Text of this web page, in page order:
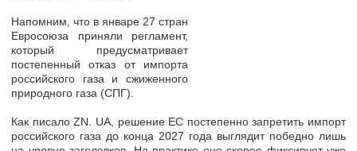
Напомним, что в январе 27 стран
Евросоюза приняли регламент,
который предусматривает
постепенный отказ от импорта
российского газа и сжиженного
природного газа (СПГ).
Как писало ZN. UA, решение ЕС постепенно запретить импорт
российского газа до конца 2027 года выглядит победно лишь